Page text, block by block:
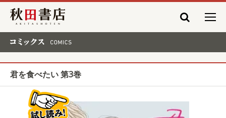
秋田書店
君を食べたい 第3巻